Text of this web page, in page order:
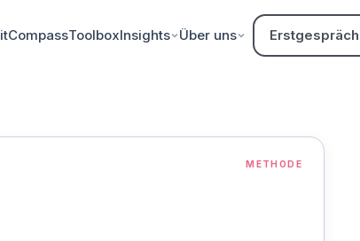
CompassToolboxInsights Über uns Erstgespräch
METHODE